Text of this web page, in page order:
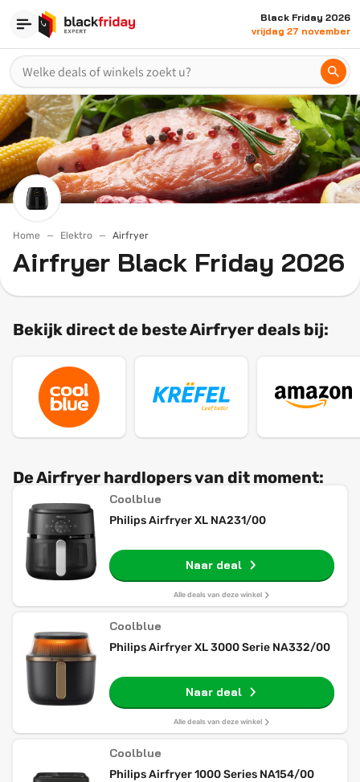
Black Friday 2026
vrijdag 27 november
Home Elektro Airfryer
Airfryer Black Friday 2026
Bekijk direct de beste Airfryer deals bij:
De Airfryer hardlopers van dit moment:
Coolblue
Philips Airfryer XL NA231/00
Naar deal
Alle deals van deze winkel
Coolblue
Philips Airfryer XL 3000 Serie NA332/00
Naar deal
Alle deals van deze winkel
Coolblue
Philips Airfryer 1000 Series NA154/00